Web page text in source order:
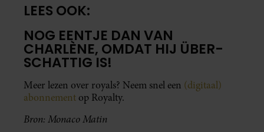
LEES OOK:
NOG EENTJE DAN VAN
CHARLÈNE, OMDAT HIJ ÜBER-
SCHATTIG IS!
Meer lezen over royals? Neem snel een (digitaal)
abonnement op Royalty.
Bron: Monaco Matin